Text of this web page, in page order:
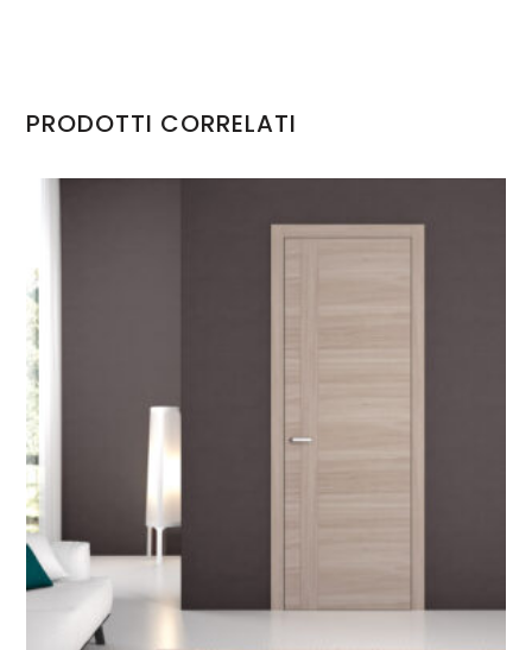
PRODOTTI CORRELATI